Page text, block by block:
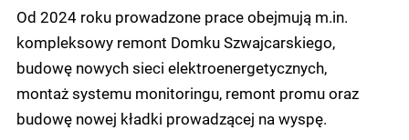
Od 2024 roku prowadzone prace obejmują m.in.
kompleksowy remont Domku Szwajcarskiego,
budowę nowych sieci elektroenergetycznych,
montaż systemu monitoringu, remont promu oraz
budowę nowej kładki prowadzącej na wyspę.